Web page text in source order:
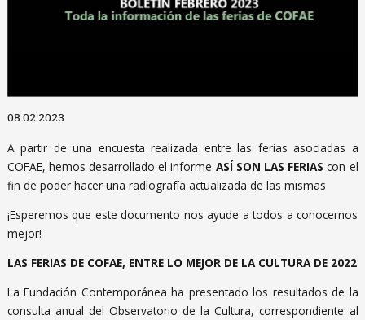
08.02.2023
A partir de una encuesta realizada entre las ferias asociadas a
COFAE, hemos desarrollado el informe ASÍ SON LAS FERIAScon el
fin de poder hacer una radiografía actualizada de las mismas
¡Esperemos que este documento nos ayude a todos a conocernos
mejor!
LAS FERIAS DE COFAE, ENTRE LO MEJOR DE LA CULTURA DE 2022
La Fundación Contemporánea ha presentado los resultados de la
consulta anual del Observatorio de la Cultura, correspondiente al